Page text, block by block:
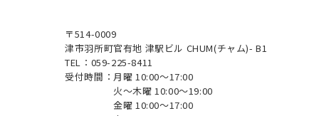
〒514-0009
津市羽所町官有地 津駅ビル CHUM(チャム)- B1
TEL：059-225-8411
受付時間： 月曜 10:00～17:00
火～木曜 10:00～19:00
金曜 10:00～17:00